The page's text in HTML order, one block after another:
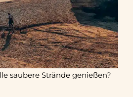
saubere Strände genießen?